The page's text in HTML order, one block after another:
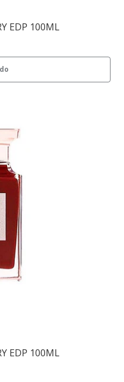
EDP 100ML
EDP 100ML